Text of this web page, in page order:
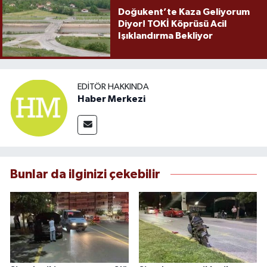
Doğukent’te Kaza Geliyorum
Diyor! TOKİ Köprüsü Acil
Işıklandırma Bekliyor
EDITÖR HAKKINDA
Haber Merkezi
Bunlar da ilginizi çekebilir